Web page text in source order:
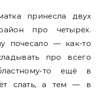
принесла двух
про четырёх.
почесало — как-то
про всего
то ещё в
слать, а тем — в